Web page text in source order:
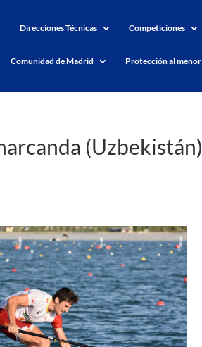
Direcciones Técnicas Competiciones
Comunidad de Madrid Protección al menor
(Uzbekistán)